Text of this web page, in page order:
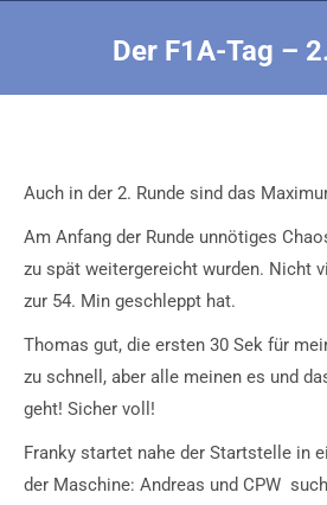
Der F1A-Tag –
Auch in der 2. Runde sind das
Am Anfang der Runde unnötiges
zu spät weitergereicht wurden. Nicht
zur 54. Min geschleppt hat.
Thomas gut, die ersten 30 Sek für
zu schnell, aber alle meinen es und
geht! Sicher voll!
Franky startet nahe der Startstelle in
der Maschine: Andreas und CPW